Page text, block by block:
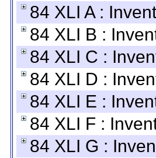
84 XLI A :
84 XLI B :
84 XLI C :
84 XLI D :
84 XLI E :
84 XLI F :
84 XLI G :